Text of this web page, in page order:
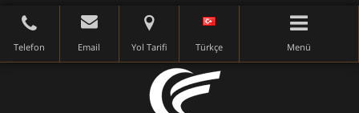
Telefon Email Yol Tarifi Türkçe Menü